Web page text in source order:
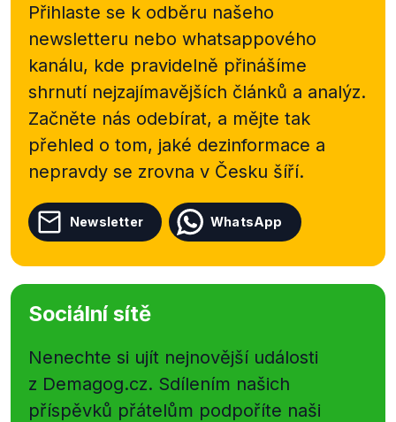
Přihlaste se k odběru našeho
newsletteru nebo whatsappového
kanálu, kde pravidelně přinášíme
shrnutí nejzajímavějších článků a analýz.
Začněte nás odebírat, a mějte tak
přehled o tom, jaké dezinformace a
nepravdy se zrovna v Česku šíří.
Newsletter WhatsApp
Sociální sítě
Nenechte si ujít nejnovější události
z Demagog.cz. Sdílením našich
příspěvků přátelům podpoříte naši